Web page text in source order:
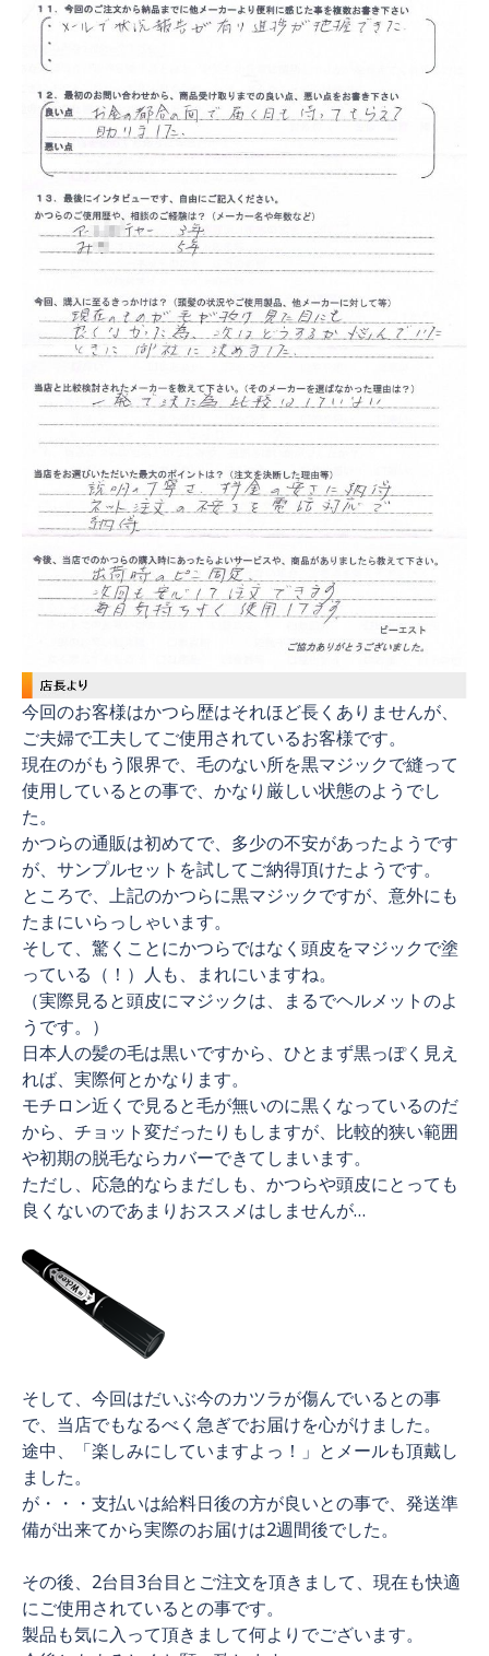
今回のお客様はかつら歴はそれほど長くありませんが、
ご夫婦で工夫してご使用されているお客様です。
現在のがもう限界で、毛のない所を黒マジックで縫って
使用しているとの事で、かなり厳しい状態のようでし
た。
かつらの通販は初めてで、多少の不安があったようです
が、サンプルセットを試してご納得頂けたようです。
ところで、上記のかつらに黒マジックですが、意外にも
たまにいらっしゃいます。
そして、驚くことにかつらではなく頭皮をマジックで塗
っている（！）人も、まれにいますね。
（実際見ると頭皮にマジックは、まるでヘルメットのよ
うです。）
日本人の髪の毛は黒いですから、ひとまず黒っぽく見え
れば、実際何とかなります。
モチロン近くで見ると毛が無いのに黒くなっているのだ
から、チョット変だったりもしますが、比較的狭い範囲
や初期の脱毛ならカバーできてしまいます。
ただし、応急的ならまだしも、かつらや頭皮にとっても
良くないのであまりおススメはしませんが…
そして、今回はだいぶ今のカツラが傷んでいるとの事
で、当店でもなるべく急ぎでお届けを心がけました。
途中、「楽しみにしていますよっ！」とメールも頂戴し
ました。
が・・・支払いは給料日後の方が良いとの事で、発送準
備が出来てから実際のお届けは2週間後でした。
その後、2台目3台目とご注文を頂きまして、現在も快適
にご使用されているとの事です。
製品も気に入って頂きまして何よりでございます。